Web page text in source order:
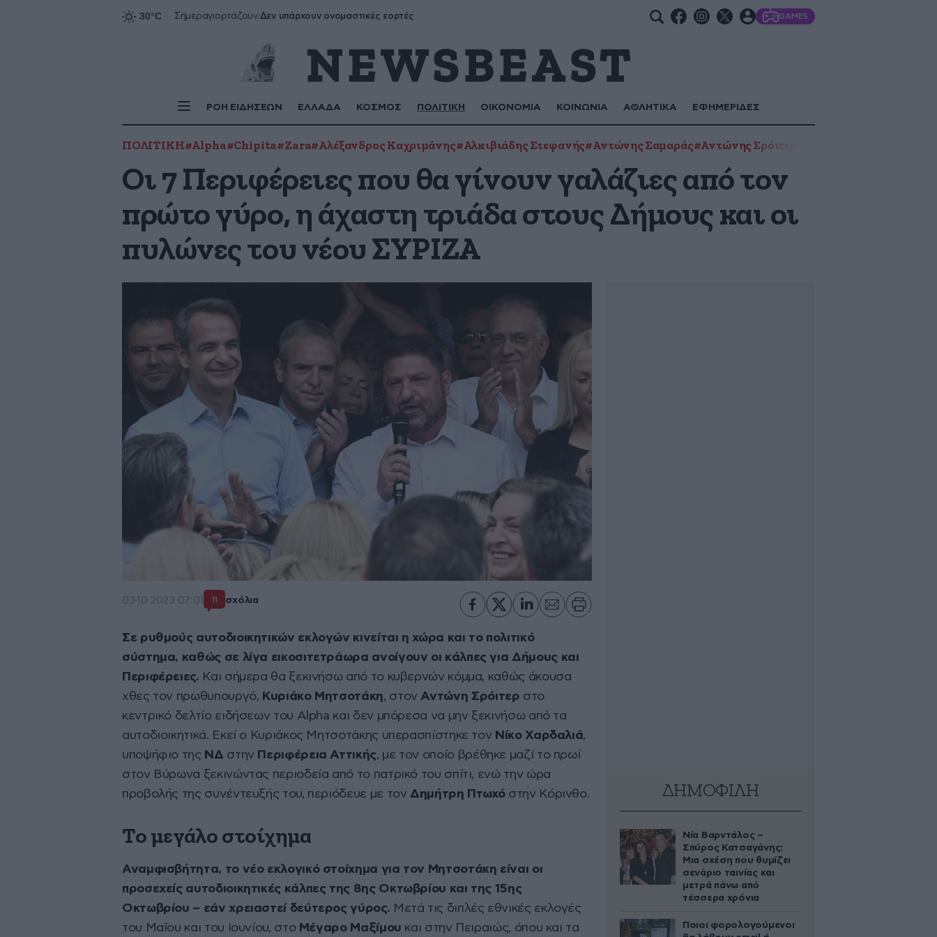
Σήμεραγιορτάζουν:Δεν υπάρχουν ονομαστικές εορτές GAMES
ΡΟΗ ΕΙΔΗΣΕΩΝ ΕΛΛΑΔΑ ΚΟΣΜΟΣ ΠΟΛΙΤΙΚΗ ΟΙΚΟΝΟΜΙΑ ΚΟΙΝΩΝΙΑ ΑΘΛΗΤΙΚΑ ΕΦΗΜΕΡΙΔΕΣ
ΠΟΛΙΤΙΚΗ#Alpha#Chipita#Zara#Αλέξανδρος Καχριμάνης#Αλκιβιάδης Στεφανής#Αντώνης Σαμαράς#Αντώνης Σρόιτερ
Οι 7 Περιφέρειες που θα γίνουν γαλάζιες από τον
πρώτο γύρο, η άχαστη τριάδα στους Δήμους και οι
πυλώνες του νέου ΣΥΡΙΖΑ
03·10·2023 07:01 11 σχόλια
Σε ρυθμούς αυτοδιοικητικών εκλογών κινείται η χώρα και το πολιτικό
σύστημα, καθώς σε λίγα εικοσιτετράωρα ανοίγουν οι κάλπες για Δήμους και
Περιφέρειες. Και σήμερα θα ξεκινήσω από το κυβερνών κόμμα, καθώς άκουσα
χθες τον πρωθυπουργό, Κυριάκο Μητσοτάκη, στονΑντώνη Σρόιτερ στο
κεντρικό δελτίο ειδήσεων του Alpha και δεν μπόρεσα να μην ξεκινήσω από τα
αυτοδιοικητικά. Εκεί ο Κυριάκος Μητσοτάκης υπερασπίστηκε τον Νίκο Χαρδαλιά,
υποψήφιο της ΝΔστην Περιφέρεια Αττικής, με τον οποίο βρέθηκε μαζί το πρωί
στον Βύρωνα ξεκινώντας περιοδεία από το πατρικό του σπίτι, ενώ την ώρα
προβολής της συνέντευξής του, περιόδευε με τονΔημήτρη Πτωχόστην Κόρινθο.
Το μεγάλο στοίχημα
Αναμφισβήτητα, το νέο εκλογικό στοίχημα για τον Μητσοτάκη είναι οι
προσεχείς αυτοδιοικητικές κάλπες της 8ης Οκτωβρίου και της 15ης
Οκτωβρίου – εάν χρειαστεί δεύτερος γύρος. Μετά τις διπλές εθνικές εκλογές
του Μαΐου και του Ιουνίου, στο Μέγαρο Μαξίμου και στην Πειραιώς, όπου και τα
ΔΗΜΟΦΙΛΗ
Νία Βαρντάλος –
Σπύρος Κατσαγάνης:
Μια σχέση που θυμίζει
σενάριο ταινίας και
μετρά πάνω από
τέσσερα χρόνια
Ποιοι φορολογούμενοι